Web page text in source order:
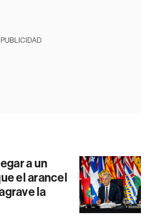
PUBLICIDAD
a un
el arancel
la